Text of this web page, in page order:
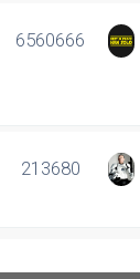
6560666
213680